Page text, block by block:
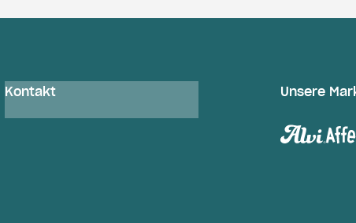
Kontakt Unsere